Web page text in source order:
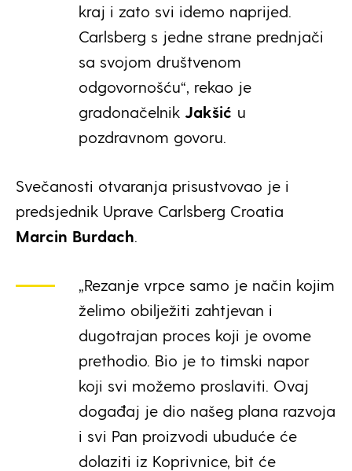
kraj i zato svi idemo naprijed.
Carlsberg s jedne strane prednjači
sa svojom društvenom
odgovornošću“, rekao je
gradonačelnik Jakšić u
pozdravnom govoru.
Svečanosti otvaranja prisustvovao je i
predsjednik Uprave Carlsberg Croatia
Marcin Burdach
„Rezanje vrpce samo je način kojim
želimo obilježiti zahtjevan i
dugotrajan proces koji je ovome
prethodio. Bio je to timski napor
koji svi možemo proslaviti. Ovaj
događaj je dio našeg plana razvoja
i svi Pan proizvodi ubuduće će
dolaziti iz Koprivnice, bit će